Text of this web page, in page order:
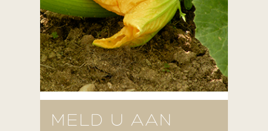
MELD U AAN